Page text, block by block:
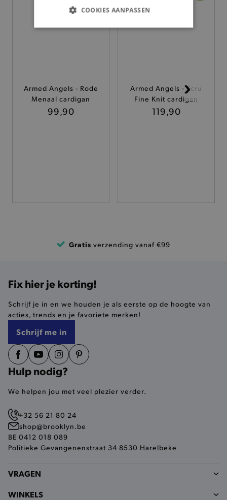
Armed Angels - Rode
Menaal cardigan
99,90
Armed Angels - Ecru
Fine Knit cardigan
119,90
Gratis verzending vanaf €99
Fix hier je korting!
Schrijf je in en we houden je als eerste op de hoogte van
acties, trends en je favoriete merken!
Schrijf me in
Hulp nodig?
We helpen jou met veel plezier verder.
+32 56 21 80 24
shop@brooklyn.be
BE 0412 018 089
Politieke Gevangenenstraat 34 8530 Harelbeke
VRAGEN
WINKELS
COOKIES AANPASSEN
BASIS COOKIES
FUNCTIONALITEIT
Naam
pickupStoreVal
product-out-of-stock-modal